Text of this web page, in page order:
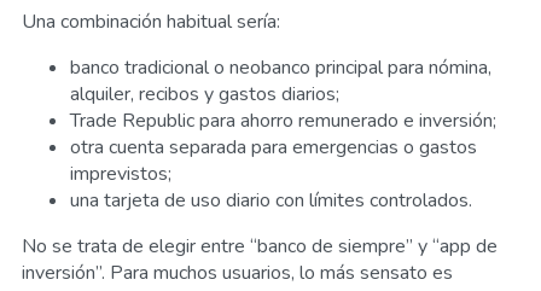
Una combinación habitual sería:
banco tradicional o neobanco principal para nómina,
alquiler, recibos y gastos diarios;
Trade Republic para ahorro remunerado e inversión;
otra cuenta separada para emergencias o gastos
imprevistos;
una tarjeta de uso diario con límites controlados.
No se trata de elegir entre “banco de siempre” y “app de
inversión”. Para muchos usuarios, lo más sensato es